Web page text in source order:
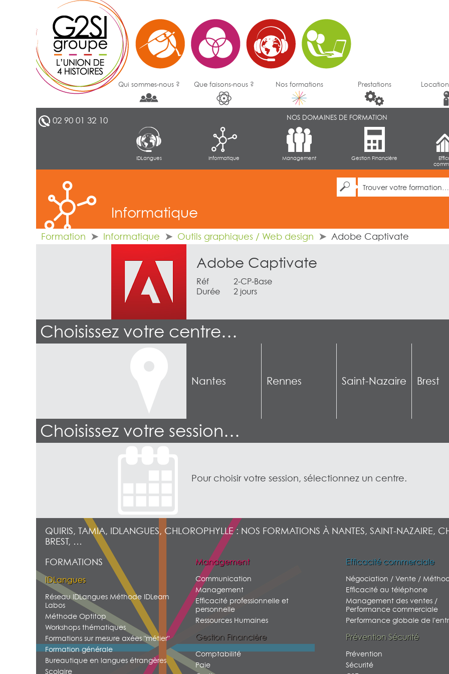
Qui sommes-nous ? Que faisons-nous ? Nos formations Prestations
02 90 01 32 10 NOS DOMAINES DE FORMATION
IDLangues Informatique Management Gestion Financière
Informatique
Formation Informatique Outils graphiques / Web design Adobe Captivate
Adobe Captivate
Réf
2-CP-Base
Durée
2 jours
Choisissez votre centre…
Nantes Rennes Saint-Nazaire Brest
Choisissez votre session…
Pour choisir votre session, sélectionnez un centre.
QUIRIS, TAMIA, IDLANGUES, CHLOROPHYLLE : NOS FORMATIONS À NANTES, SAINT-NAZAIRE,
BREST, …
FORMATIONS
IDLangues
Réseau IDLangues Méthode IDLearn
Labos
Méthode Optitop
Workshops thématiques
Formations sur mesure axées "métier"
Formation générale
Bureautique en langues étrangères
Scolaire
Management
Communication
Management
Efficacité professionnelle et
personnelle
Ressources Humaines
Gestion Financière
Comptabilité
Paie
Efficacité commerciale
Négociation / Vente /
Efficacité au téléphone
Management des ventes /
Performance commerciale
Performance globale de
Prévention Sécurité
Prévention
Sécurité